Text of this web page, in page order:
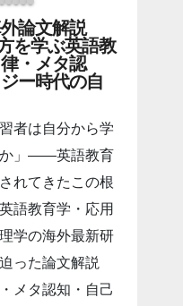
論文解説
を学ぶ英語教
・メタ認
ー時代の自
者は自分から学
か」――英語教育
れてきたこの根
語教育学・応用
学の海外最新研
った論文解説
メタ認知・自己